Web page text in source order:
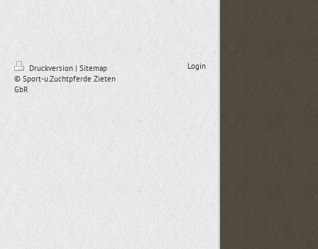
Druckversion | Sitemap
© Sport-u.Zuchtpferde Zieten
GbR
Login